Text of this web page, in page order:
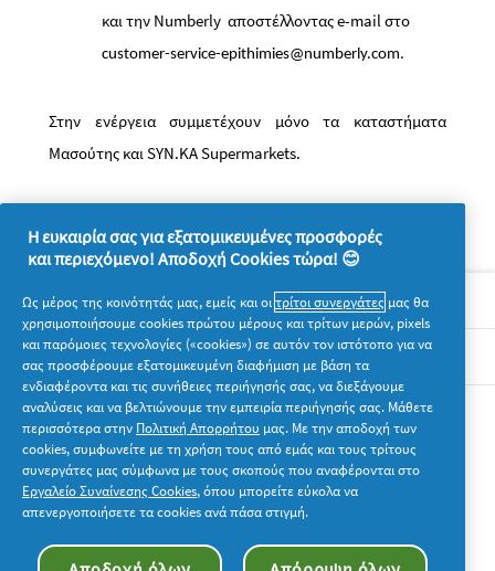
και την Numberly αποστέλλοντας e-mailστο
customer-service-epithimies@numberly.com.
Στην ενέργεια συμμετέχουν μόνο τα καταστήματα
Μασούτης και SYN.KASupermarkets.
Σχετικά με την P&G
Νομικά
Ακολουθήστε μας
© 2026 Procter & Gamble. Με την επιφύλαξη παντός
Η ευκαιρία σας για εξατομικευμένες προσφορές
και περιεχόμενο! Αποδοχή Cookies τώρα! 😊
Ως μέρος της κοινότητάς μας, εμείς και οιτρίτοι συνεργάτες μας θα
χρησιμοποιήσουμε cookies πρώτου μέρους και τρίτων μερών, pixels
και παρόμοιες τεχνολογίες («cookies») σε αυτόν τον ιστότοπο για να
σας προσφέρουμε εξατομικευμένη διαφήμιση με βάση τα
ενδιαφέροντα και τις συνήθειες περιήγησής σας, να διεξάγουμε
αναλύσεις και να βελτιώνουμε την εμπειρία περιήγησής σας. Μάθετε
περισσότερα στην Πολιτική Απορρήτου μας. Με την αποδοχή των
cookies, συμφωνείτε με τη χρήση τους από εμάς και τους τρίτους
συνεργάτες μας σύμφωνα με τους σκοπούς που αναφέρονται στο
Εργαλείο Συναίνεσης Cookies, όπου μπορείτε εύκολα να
απενεργοποιήσετε τα cookies ανά πάσα στιγμή.